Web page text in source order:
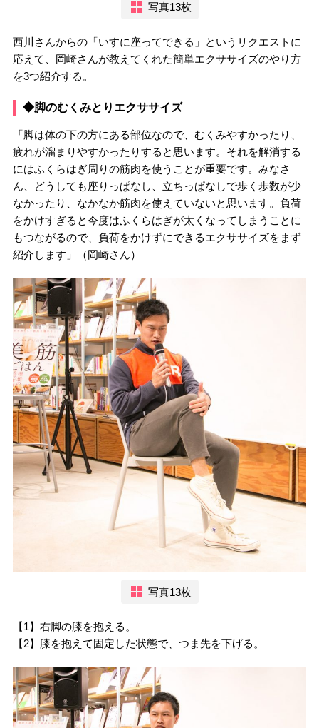
写真13枚
西川さんからの「いすに座ってできる」というリクエストに
応えて、岡崎さんが教えてくれた簡単エクササイズのやり方
を3つ紹介する。
◆脚のむくみとりエクササイズ
「脚は体の下の方にある部位なので、むくみやすかったり、
疲れが溜まりやすかったりすると思います。それを解消する
にはふくらはぎ周りの筋肉を使うことが重要です。みなさ
ん、どうしても座りっぱなし、立ちっぱなしで歩く歩数が少
なかったり、なかなか筋肉を使えていないと思います。負荷
をかけすぎると今度はふくらはぎが太くなってしまうことに
もつながるので、負荷をかけずにできるエクササイズをまず
紹介します」（岡崎さん）
写真13枚
【1】右脚の膝を抱える。
【2】膝を抱えて固定した状態で、つま先を下げる。